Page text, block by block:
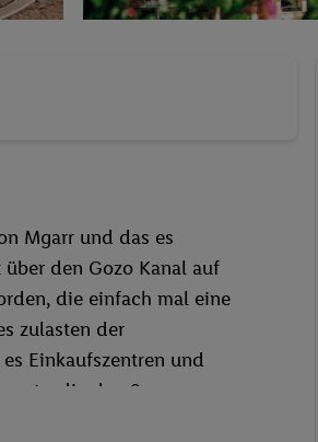
Mgarr und das es
den Gozo Kanal auf
die einfach mal eine
zulasten der
Einkaufszentren und
die den Sommer zu
Erlebnisse interessiert, für